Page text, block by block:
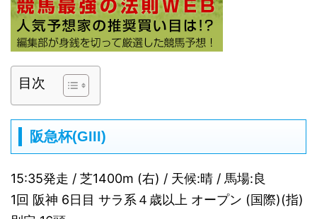
目次
阪急杯(GIII)
15:35発走 / 芝1400m (右) / 天候:晴 / 馬場:良
1回 阪神 6日目 サラ系４歳以上 オープン (国際)(指)